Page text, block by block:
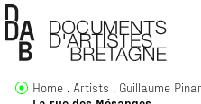
Home Artists Guillaume